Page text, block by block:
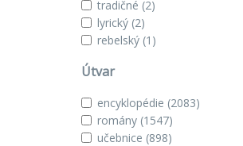
tradičné (2)
lyrický (2)
rebelský (1)
Útvar
encyklopédie (2083)
romány (1547)
učebnice (898)